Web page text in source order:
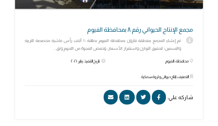
مجمع الإنتاج الحيواني رقم ٨ بمحافظة الفيوم
تم إنشاء المجمع بمنطقة قارون بمحافظة الفيوم بطاقة ١٠ آلاف رأس ماشية مخصصة للتربية
والتسمين؛ لتحقيق التوازن واستقرار الأسعار، وخفض الفجوة من اللحوم وتق...
محافظة: الفيوم
التصنيف: إنتاج حيوانى وثروة سمكية
تاريخ التنفيذ: يناير ٢٠٢١
شاركه علي: